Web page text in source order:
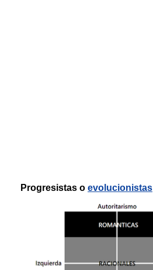
Progresistas o evolucionistas